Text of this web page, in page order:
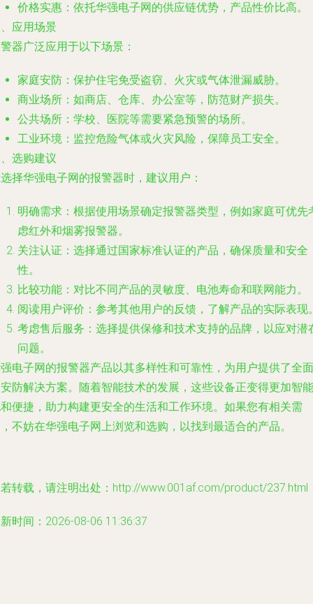
价格实惠：依托华强电子网的供应链优势，产品性价比高。
应用场景
器广泛应用于以下场景：
家庭安防：保护住宅免受盗窃、火灾或气体泄漏威胁。
商业场所：如商店、仓库、办公室等，防范财产损失。
公共场所：学校、医院等需要紧急预警的场所。
工业环境：监控危险气体或火灾风险，保障员工安全。
选购建议
择华强电子网的报警器时，建议用户：
明确需求：根据使用场景确定报警器类型，例如家庭可优先
虑红外和烟雾报警器。
关注认证：选择通过国家标准认证的产品，确保质量和安全
性。
比较功能：对比不同产品的灵敏度、电池寿命和联网能力。
阅读用户评价：参考其他用户的反馈，了解产品的实际表现
考虑售后服务：选择提供保修和技术支持的品牌，以应对潜
问题。
电子网的报警器产品以其多样性和可靠性，为用户提供了全面
防解决方案。随着智能技术的发展，这些设备正变得更加智能
便捷，助力构建更安全的生活和工作环境。如果您有相关需
不妨在华强电子网上浏览和选购，以找到最适合的产品。
转载，请注明出处：http://www.001af.com/product/237.html
时间：2026-08-06 11:36:37